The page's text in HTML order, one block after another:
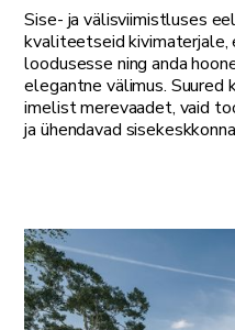
Sise- ja välisviimistluses
kvaliteetseid kivimaterjale,
loodusesse ning anda
elegantne välimus. Suured
imelist merevaadet, vaid
ja ühendavad